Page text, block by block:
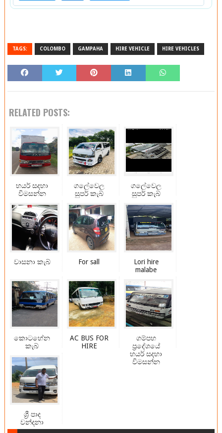
TAGS: COLOMBO GAMPAHA HIRE VEHICLE HIRE VEHICLES
RELATED POSTS:
හයර් සදහා
විමසන්න
ගලේවෙල
සුපර් කැබ්
ගලේවෙල
සුපර් කැබ්
වාසනා කැබ් For sall
Lori hire
malabe
කොටහේන
කැබ්
AC BUS FOR
HIRE
ගම්පහ
ප්‍රදේශයේ
හයර් සදහා
විමසන්න
ශ්‍රී පාද
වන්දනා